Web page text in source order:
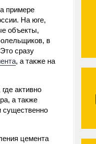
примере
На юге,
объекты,
в
сразу
, а также на
активно
а также
существенно
цемента